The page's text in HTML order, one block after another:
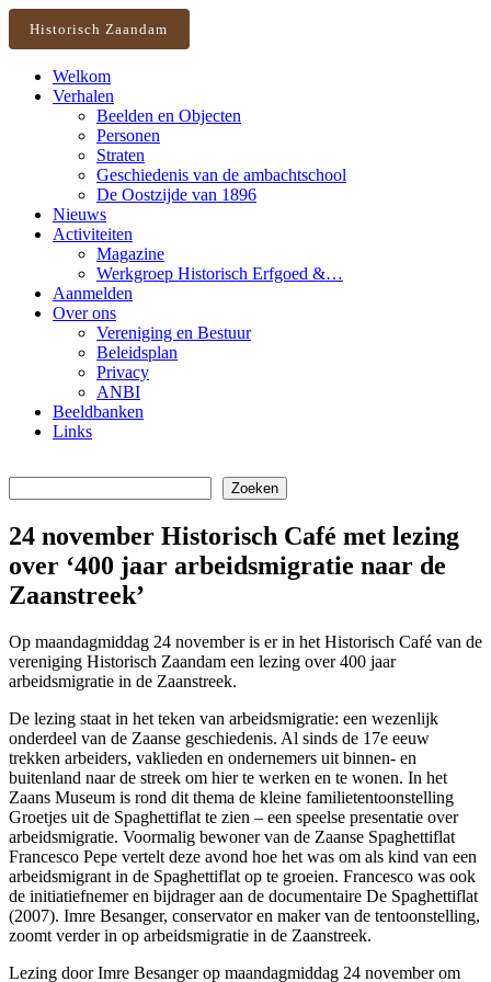
Historisch Zaandam
Welkom
Verhalen
Beelden en Objecten
Personen
Straten
Geschiedenis van de ambachtschool
De Oostzijde van 1896
Nieuws
Activiteiten
Magazine
Werkgroep Historisch Erfgoed &…
Aanmelden
Over ons
Vereniging en Bestuur
Beleidsplan
Privacy
ANBI
Beeldbanken
Links
Zoeken
24 november Historisch Café met lezing
over ‘400 jaar arbeidsmigratie naar de
Zaanstreek’
Op maandagmiddag 24 november is er in het Historisch Café van de
vereniging Historisch Zaandam een lezing over 400 jaar
arbeidsmigratie in de Zaanstreek.
De lezing staat in het teken van arbeidsmigratie: een wezenlijk
onderdeel van de Zaanse geschiedenis. Al sinds de 17e eeuw
trekken arbeiders, vaklieden en ondernemers uit binnen- en
buitenland naar de streek om hier te werken en te wonen. In het
Zaans Museum is rond dit thema de kleine familietentoonstelling
Groetjes uit de Spaghettiflat te zien – een speelse presentatie over
arbeidsmigratie. Voormalig bewoner van de Zaanse Spaghettiflat
Francesco Pepe vertelt deze avond hoe het was om als kind van een
arbeidsmigrant in de Spaghettiflat op te groeien. Francesco was ook
de initiatiefnemer en bijdrager aan de documentaire De Spaghettiflat
(2007). Imre Besanger, conservator en maker van de tentoonstelling,
zoomt verder in op arbeidsmigratie in de Zaanstreek.
Lezing door Imre Besanger op maandagmiddag 24 november om